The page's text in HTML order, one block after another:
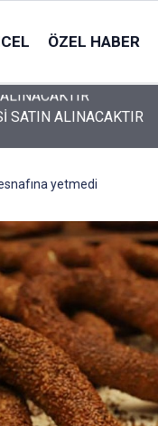
ÖZEL HABER
SATIN ALINACAKTIR
yetmedi